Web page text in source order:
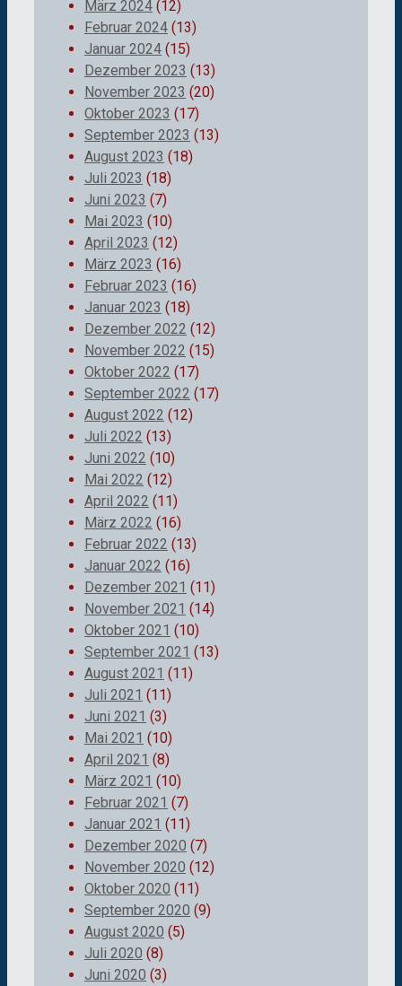
März 2024 (12)
Februar 2024 (13)
Januar 2024 (15)
Dezember 2023 (13)
November 2023 (20)
Oktober 2023 (17)
September 2023 (13)
August 2023 (18)
Juli 2023 (18)
Juni 2023 (7)
Mai 2023 (10)
April 2023 (12)
März 2023 (16)
Februar 2023 (16)
Januar 2023 (18)
Dezember 2022 (12)
November 2022 (15)
Oktober 2022 (17)
September 2022 (17)
August 2022 (12)
Juli 2022 (13)
Juni 2022 (10)
Mai 2022 (12)
April 2022 (11)
März 2022 (16)
Februar 2022 (13)
Januar 2022 (16)
Dezember 2021 (11)
November 2021 (14)
Oktober 2021 (10)
September 2021 (13)
August 2021 (11)
Juli 2021 (11)
Juni 2021 (3)
Mai 2021 (10)
April 2021 (8)
März 2021 (10)
Februar 2021 (7)
Januar 2021 (11)
Dezember 2020 (7)
November 2020 (12)
Oktober 2020 (11)
September 2020 (9)
August 2020 (5)
Juli 2020 (8)
Juni 2020 (3)